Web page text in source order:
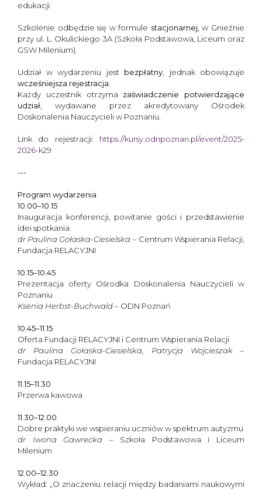
edukacji.
Szkolenie odbędzie się w formule stacjonarnej, w Gnieźnie
przy ul. L. Okulickiego 3A (Szkoła Podstawowa, Liceum oraz
GSW Milenium).
Udział w wydarzeniu jest bezpłatny , jednak obowiązuje
wcześniejsza rejestracja
Każdy uczestnik otrzyma zaświadczenie potwierdzające
udział , wydawane przez akredytowany Ośrodek
Doskonalenia Nauczycieli w Poznaniu.
Link do rejestracji: https://kursy.odnpoznan.pl/event/2025-
2026-k29
---
Program wydarzenia
10.00–10.15
Inauguracja konferencji, powitanie gości i przedstawienie
idei spotkania
dr Paulina Gołaska-Ciesielska – Centrum Wspierania Relacji,
Fundacja RELACYJNI
10.15–10.45
Prezentacja oferty Ośrodka Doskonalenia Nauczycieli w
Poznaniu
Ksenia Herbst-Buchwald– ODN Poznań
10.45–11.15
Oferta Fundacji RELACYJNI i Centrum Wspierania Relacji
dr Paulina Gołaska-Ciesielska, Patrycja Wojcieszak –
Fundacja RELACYJNI
11.15–11.30
Przerwa kawowa
11.30–12.00
Dobre praktyki we wspieraniu uczniów w spektrum autyzmu
dr Iwona Gawrecka – Szkoła Podstawowa i Liceum
Milenium
12.00–12.30
Wykład: „O znaczeniu relacji między badaniami naukowymi